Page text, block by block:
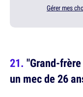
Gérer mes
"Grand-
un mec de 26